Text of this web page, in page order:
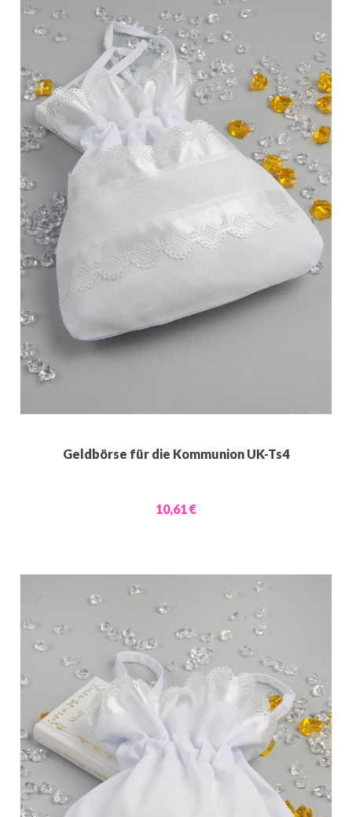
Geldbörse für die Kommunion UK-Ts4
10,61 €